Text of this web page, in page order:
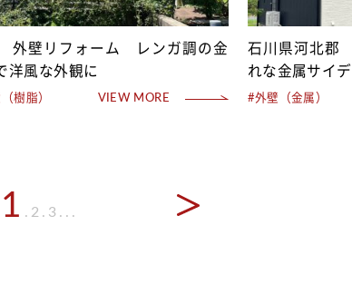
外壁リフォーム レンガ調の金
洋風な外観に
樹脂） VIEW MORE
石川県河北郡
れな金属サイ
#外壁（金属）
1 2 3 ..